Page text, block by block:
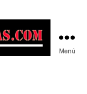
Menú